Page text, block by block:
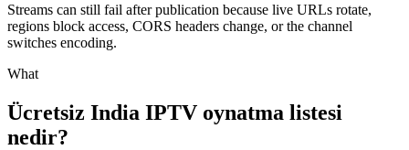
Streams can still fail after publication because live URLs rotate,
regions block access, CORS headers change, or the channel
switches encoding.
What
Ücretsiz India IPTV oynatma listesi
nedir?